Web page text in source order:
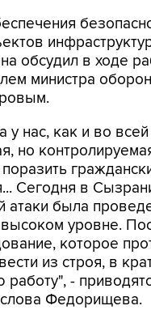
обсудил в ходе
министра
у нас, как и во всей
но
Сегодня в
атаки была
высоком уровне.
которое
из строя, в
работу", -
Федорищева.